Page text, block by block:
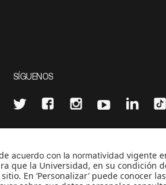
SÍGUENOS
CONTÁCTANOS
cerosetenta@uniandes.edu.co